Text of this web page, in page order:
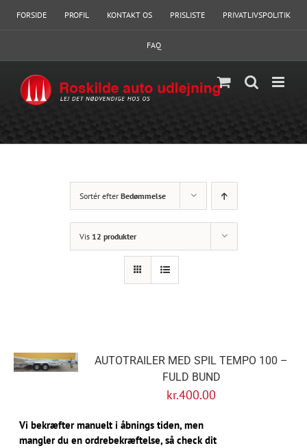
FORSIDE PROFIL KONTAKT OS PRISLISTE PRIVATLIVSPOLITIK
FAQ
Sortér efter Bedømmelse
Vis 12 produkter
AUTOTRAILER MED SPIL TEMPO 100 –
FULD BUND
kr.400.00
Vi bekræfter manuelt i åbnings tiden, men
mangler du en ordrebekræftelse, så check dit